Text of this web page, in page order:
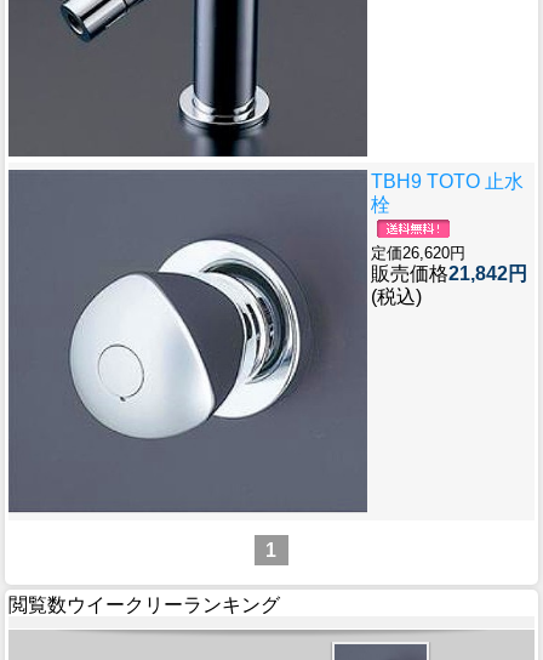
TBH9 TOTO 止水
栓
定価26,620円
販売価格21,842円
(税込)
1
閲覧数ウイークリーランキング